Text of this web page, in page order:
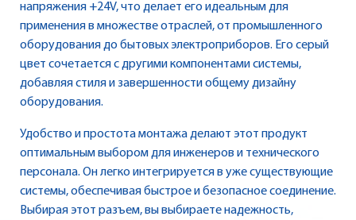
напряжения +24V, что делает его идеальным для
применения в множестве отраслей, от промышленного
оборудования до бытовых электроприборов. Его серый
цвет сочетается с другими компонентами системы,
добавляя стиля и завершенности общему дизайну
оборудования.
Удобство и простота монтажа делают этот продукт
оптимальным выбором для инженеров и технического
персонала. Он легко интегрируется в уже существующие
системы, обеспечивая быстрое и безопасное соединение.
Выбирая этот разъем, вы выбираете надежность,